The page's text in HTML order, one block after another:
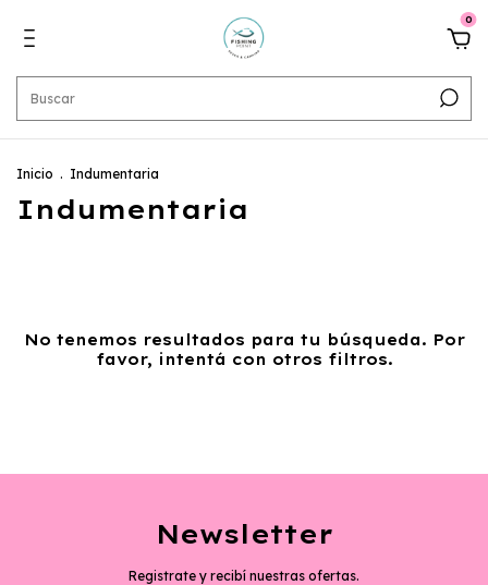
0
Inicio . Indumentaria
Indumentaria
No tenemos resultados para tu búsqueda. Por
favor, intentá con otros filtros.
Newsletter
Registrate y recibí nuestras ofertas.